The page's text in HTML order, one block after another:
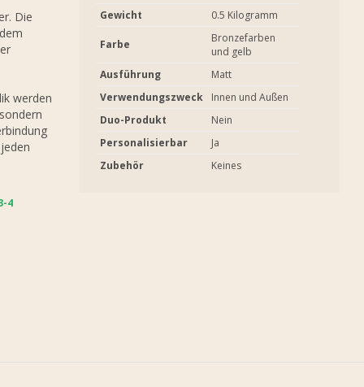
Die
werden
W
Gewicht
0.5 Kilogramm
Farbe
Bronzefarben
und gelb
Ausführung
Matt
Verwendungszweck
Innen und Außen
Duo-Produkt
Nein
Personalisierbar
Ja
Zubehör
Keines